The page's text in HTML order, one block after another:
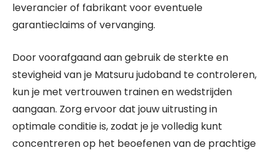
leverancier of fabrikant voor eventuele
garantieclaims of vervanging.
Door voorafgaand aan gebruik de sterkte en
stevigheid van je Matsuru judoband te controleren,
kun je met vertrouwen trainen en wedstrijden
aangaan. Zorg ervoor dat jouw uitrusting in
optimale conditie is, zodat je je volledig kunt
concentreren op het beoefenen van de prachtige